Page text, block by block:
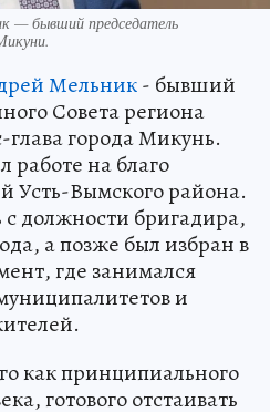
— бывший председатель
Мельник- бывший
Совета региона
глава города Микунь.
работе на благо
Усть-Вымского района.
должности бригадира,
а позже был избран в
где занимался
и
как принципиального
готового отстаивать